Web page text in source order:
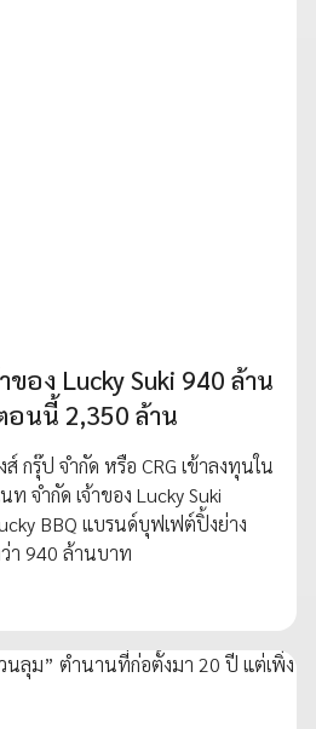
ของ Lucky Suki 940 ล้าน
อนนี้ 2,350 ล้าน
กรุ๊ป จำกัด หรือ CRG เข้าลงทุนใน
จำกัด เจ้าของ Lucky Suki
BBQ แบรนด์บุฟเฟต์ปิ้งย่าง
า 940 ล้านบาท